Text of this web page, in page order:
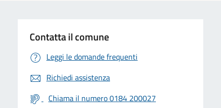
Contatta il comune
Leggi le domande frequenti
Richiedi assistenza
Chiama il numero 0184 200027